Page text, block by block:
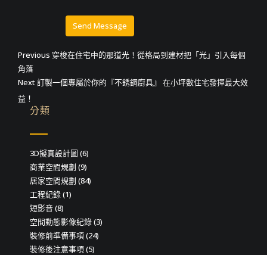
文
章
導
覽
Previous Previous
穿梭在住宅中的那道光！從格局到建材把「光」引入每個
角落
NextNext
訂製一個專屬於你的『不銹鋼廚具』 在小坪數住宅發揮最大效
益！
分類
3D擬真設計圖 (6)
商業空間規劃 (9)
居家空間規劃 (84)
工程紀錄(1)
短影音(8)
空間動態影像紀錄(3)
裝修前準備事項(24)
裝修後注意事項(5)